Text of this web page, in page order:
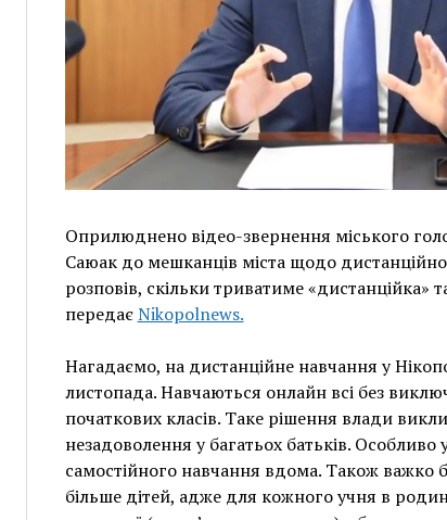
Оприлюднено відео-звернення міського
Саюак до мешканців міста щодо
розповів, скільки триватиме «дистанційка»
передаєNikopolnews.
Нагадаємо, на дистанційне навчання у
листопада. Навчаються онлайн всі без
початкових класів. Таке рішення влади
незадоволення у багатьох батьків. Особливо
самостійного навчання вдома. Також важко
більше дітей, адже для кожного учня в